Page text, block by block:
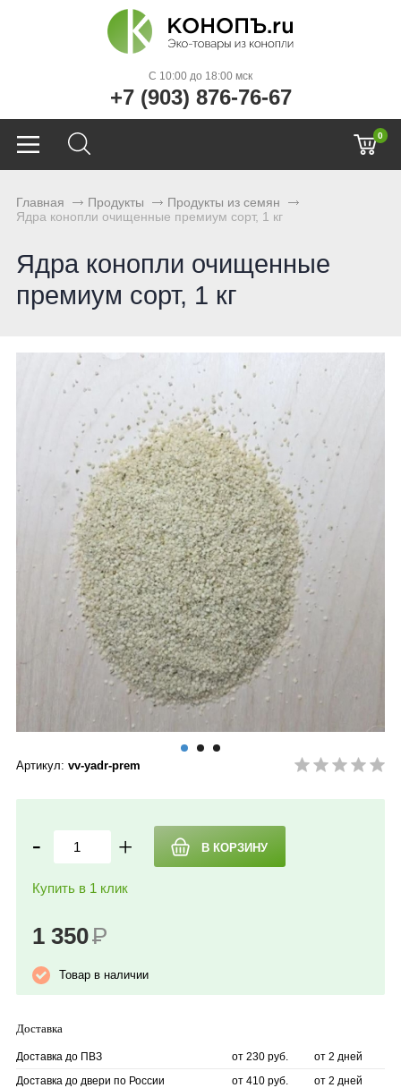
C 10:00 до 18:00 мск
+7 (903) 876-76-67
0
Главная Продукты
Продукты из семян
Ядра конопли очищенные премиум сорт, 1 кг
Ядра конопли очищенные
премиум сорт, 1 кг
Артикул: vv-yadr-prem
- +
Купить в 1 клик
1 350Р
Товар в наличии
Доставка
Доставка до ПВЗ от 230 руб.
от 2 дней
Доставка до двери по России
от 410 руб. от 2 дней